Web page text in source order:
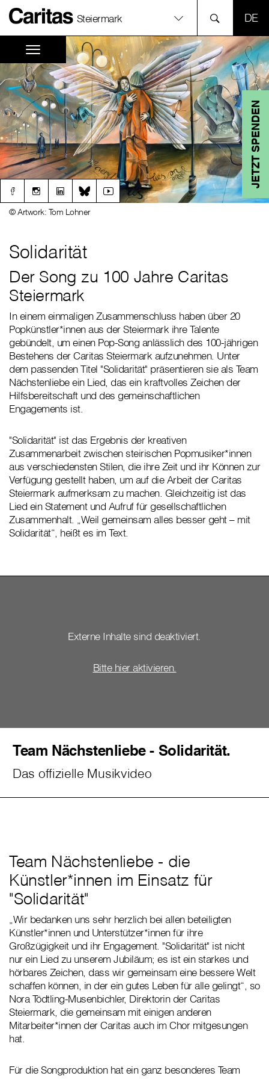
Steiermark
JETZT SPENDEN
© Artwork: Tom Lohner
Solidarität
Der Song zu 100 Jahre Caritas
Steiermark
In einem einmaligen Zusammenschluss haben über 20
Popkünstler*innen aus der Steiermark ihre Talente
gebündelt, um einen Pop-Song anlässlich des 100-jährigen
Bestehens der Caritas Steiermark aufzunehmen. Unter
dem passenden Titel "Solidarität" präsentieren sie als Team
Nächstenliebe ein Lied, das ein kraftvolles Zeichen der
Hilfsbereitschaft und des gemeinschaftlichen
Engagements ist.
"Solidarität" ist das Ergebnis der kreativen
Zusammenarbeit zwischen steirischen Popmusiker*innen
aus verschiedensten Stilen, die ihre Zeit und ihr Können zur
Verfügung gestellt haben, um auf die Arbeit der Caritas
Steiermark aufmerksam zu machen. Gleichzeitig ist das
Lied ein Statement und Aufruf für gesellschaftlichen
Zusammenhalt. „Weil gemeinsam alles besser geht – mit
Solidarität“, heißt es im Text.
Externe Inhalte sind deaktiviert.
Bitte hier aktivieren.
Team Nächstenliebe - Solidarität.
Das offizielle Musikvideo
Team Nächstenliebe - die
Künstler*innen im Einsatz für
"Solidarität"
„Wir bedanken uns sehr herzlich bei allen beteiligten
Künstler*innen und Unterstützer*innen für ihre
Großzügigkeit und ihr Engagement. "Solidarität" ist nicht
nur ein Lied zu unserem Jubiläum; es ist ein starkes und
hörbares Zeichen, dass wir gemeinsam eine bessere Welt
schaffen können, in der ein gutes Leben für alle gelingt“, so
Nora Tödtling-Musenbichler, Direktorin der Caritas
Steiermark, die gemeinsam mit einigen anderen
Mitarbeiter*innen der Caritas auch im Chor mitgesungen
hat.
Für die Songproduktion hat ein ganz besonderes Team